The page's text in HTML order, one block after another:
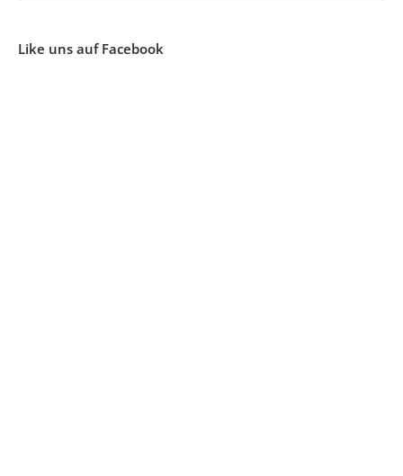
Like uns auf Facebook